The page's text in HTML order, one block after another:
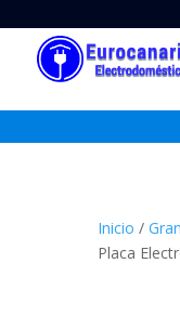
Inicio /
Placa